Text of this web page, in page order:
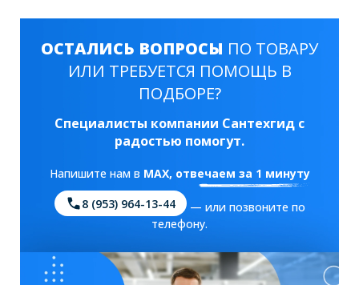
ОСТАЛИСЬ ВОПРОСЫ ПО ТОВАРУ
ИЛИ ТРЕБУЕТСЯ ПОМОЩЬ В
ПОДБОРЕ?
Специалисты компании Сантехгид с
радостью помогут.
Напишите нам в MAX, отвечаем за 1 минуту
8 (953) 964-13-44
— или позвоните по
телефону.